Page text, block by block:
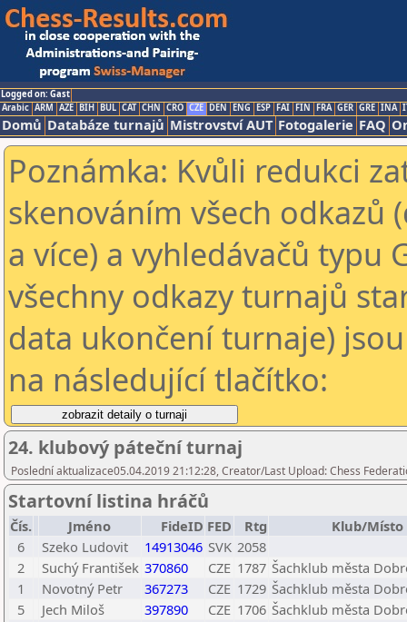
Logged on: Gast
Arabic ARM AZE BIH BUL CAT CHN CRO CZE DEN ENG ESP FAI FIN FRA GER GRE INA
Domů Databáze turnajů Mistrovství AUT Fotogalerie FAQ
Poznámka: Kvůli redukci
skenováním všech odkazů
a více) a vyhledávačů typu
všechny odkazy turnajů
data ukončení turnaje)
na následující tlačítko:
24. klubový páteční turnaj
Poslední aktualizace05.04.2019 21:12:28, Creator/Last Upload: Chess
Startovní listina hráčů
Čís. Jméno FideID FED Rtg
Klub/Místo
6
Szeko Ludovit 14913046 SVK 2058
2
Suchý František 370860 CZE 1787 Šachklub města
1
Novotný Petr 367273 CZE 1729 Šachklub města
5
Jech Miloš 397890 CZE 1706 Šachklub města